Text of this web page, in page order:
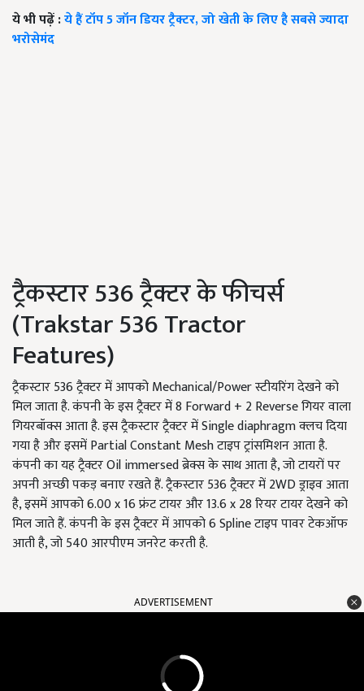
ये भी पढ़ें :ये हैं टॉप 5 जॉन डियर ट्रैक्टर, जो खेती के लिए है सबसे ज्यादा
भरोसेमंद
ट्रैकस्टार 536 ट्रैक्टर के फीचर्स
(Trakstar 536 Tractor
Features)
ट्रैकस्टार 536 ट्रैक्टर में आपको Mechanical/Power स्टीयरिंग देखने को
मिल जाता है. कंपनी के इस ट्रैक्टर में 8 Forward + 2 Reverse गियर वाला
गियरबॉक्स आता है. इस ट्रैकस्टार ट्रैक्टर में Single diaphragm क्लच दिया
गया है और इसमें Partial Constant Mesh टाइप ट्रांसमिशन आता है.
कंपनी का यह ट्रैक्टर Oil immersed ब्रेक्स के साथ आता है, जो टायरों पर
अपनी अच्छी पकड़ बनाए रखते हैं. ट्रैकस्टार 536 ट्रैक्टर में 2WD ड्राइव आता
है, इसमें आपको 6.00 x 16 फ्रंट टायर और 13.6 x 28 रियर टायर देखने को
मिल जाते हैं. कंपनी के इस ट्रैक्टर में आपको 6 Spline टाइप पावर टेकऑफ
आती है, जो 540 आरपीएम जनरेट करती है.
ADVERTISEMENT